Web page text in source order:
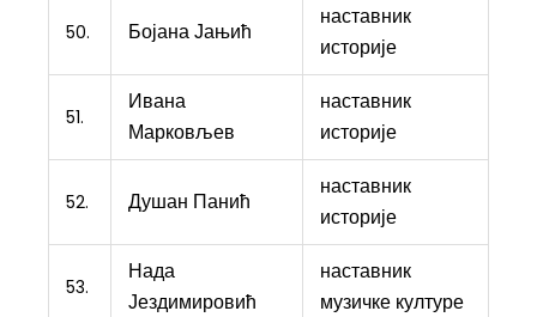
50. Бојана Јањић
наставник
историје
51.
Ивана
Марковљев
наставник
историје
52. Душан Панић
наставник
историје
53.
Нада
Јездимировић
наставник
музичке културе